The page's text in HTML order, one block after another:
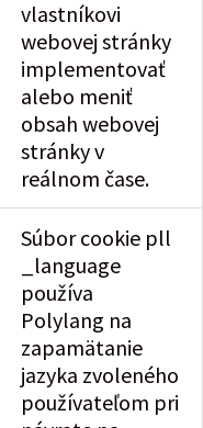
vlastníkovi
webovej stránky
implementovať
alebo meniť
obsah webovej
stránky v
reálnom čase.
Súbor cookie pll
_language
používa
Polylang na
zapamätanie
jazyka zvoleného
používateľom pri